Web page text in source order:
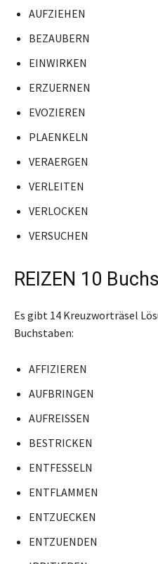
AUFZIEHEN
BEZAUBERN
EINWIRKEN
ERZUERNEN
EVOZIEREN
PLAENKELN
VERAERGEN
VERLEITEN
VERLOCKEN
VERSUCHEN
REIZEN 10
Es gibt 14 Kreuzworträsel
Buchstaben:
AFFIZIEREN
AUFBRINGEN
AUFREISSEN
BESTRICKEN
ENTFESSELN
ENTFLAMMEN
ENTZUECKEN
ENTZUENDEN